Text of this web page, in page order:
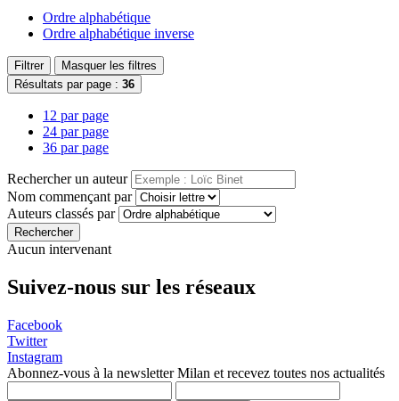
Ordre alphabétique
Ordre alphabétique inverse
Filtrer
Masquer les filtres
Résultats par page : 36
12 par page
24 par page
36 par page
Rechercher un auteur
Nom commençant par
Auteurs classés par
Rechercher
Aucun intervenant
Suivez-nous sur les réseaux
Facebook
Twitter
Instagram
Abonnez-vous à la newsletter Milan et recevez toutes nos actualités